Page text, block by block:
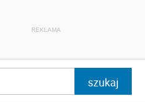
REKLAMA